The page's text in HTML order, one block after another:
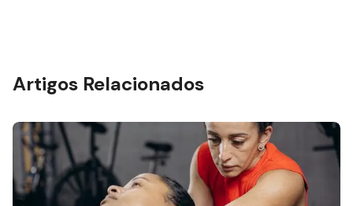
Artigos Relacionados